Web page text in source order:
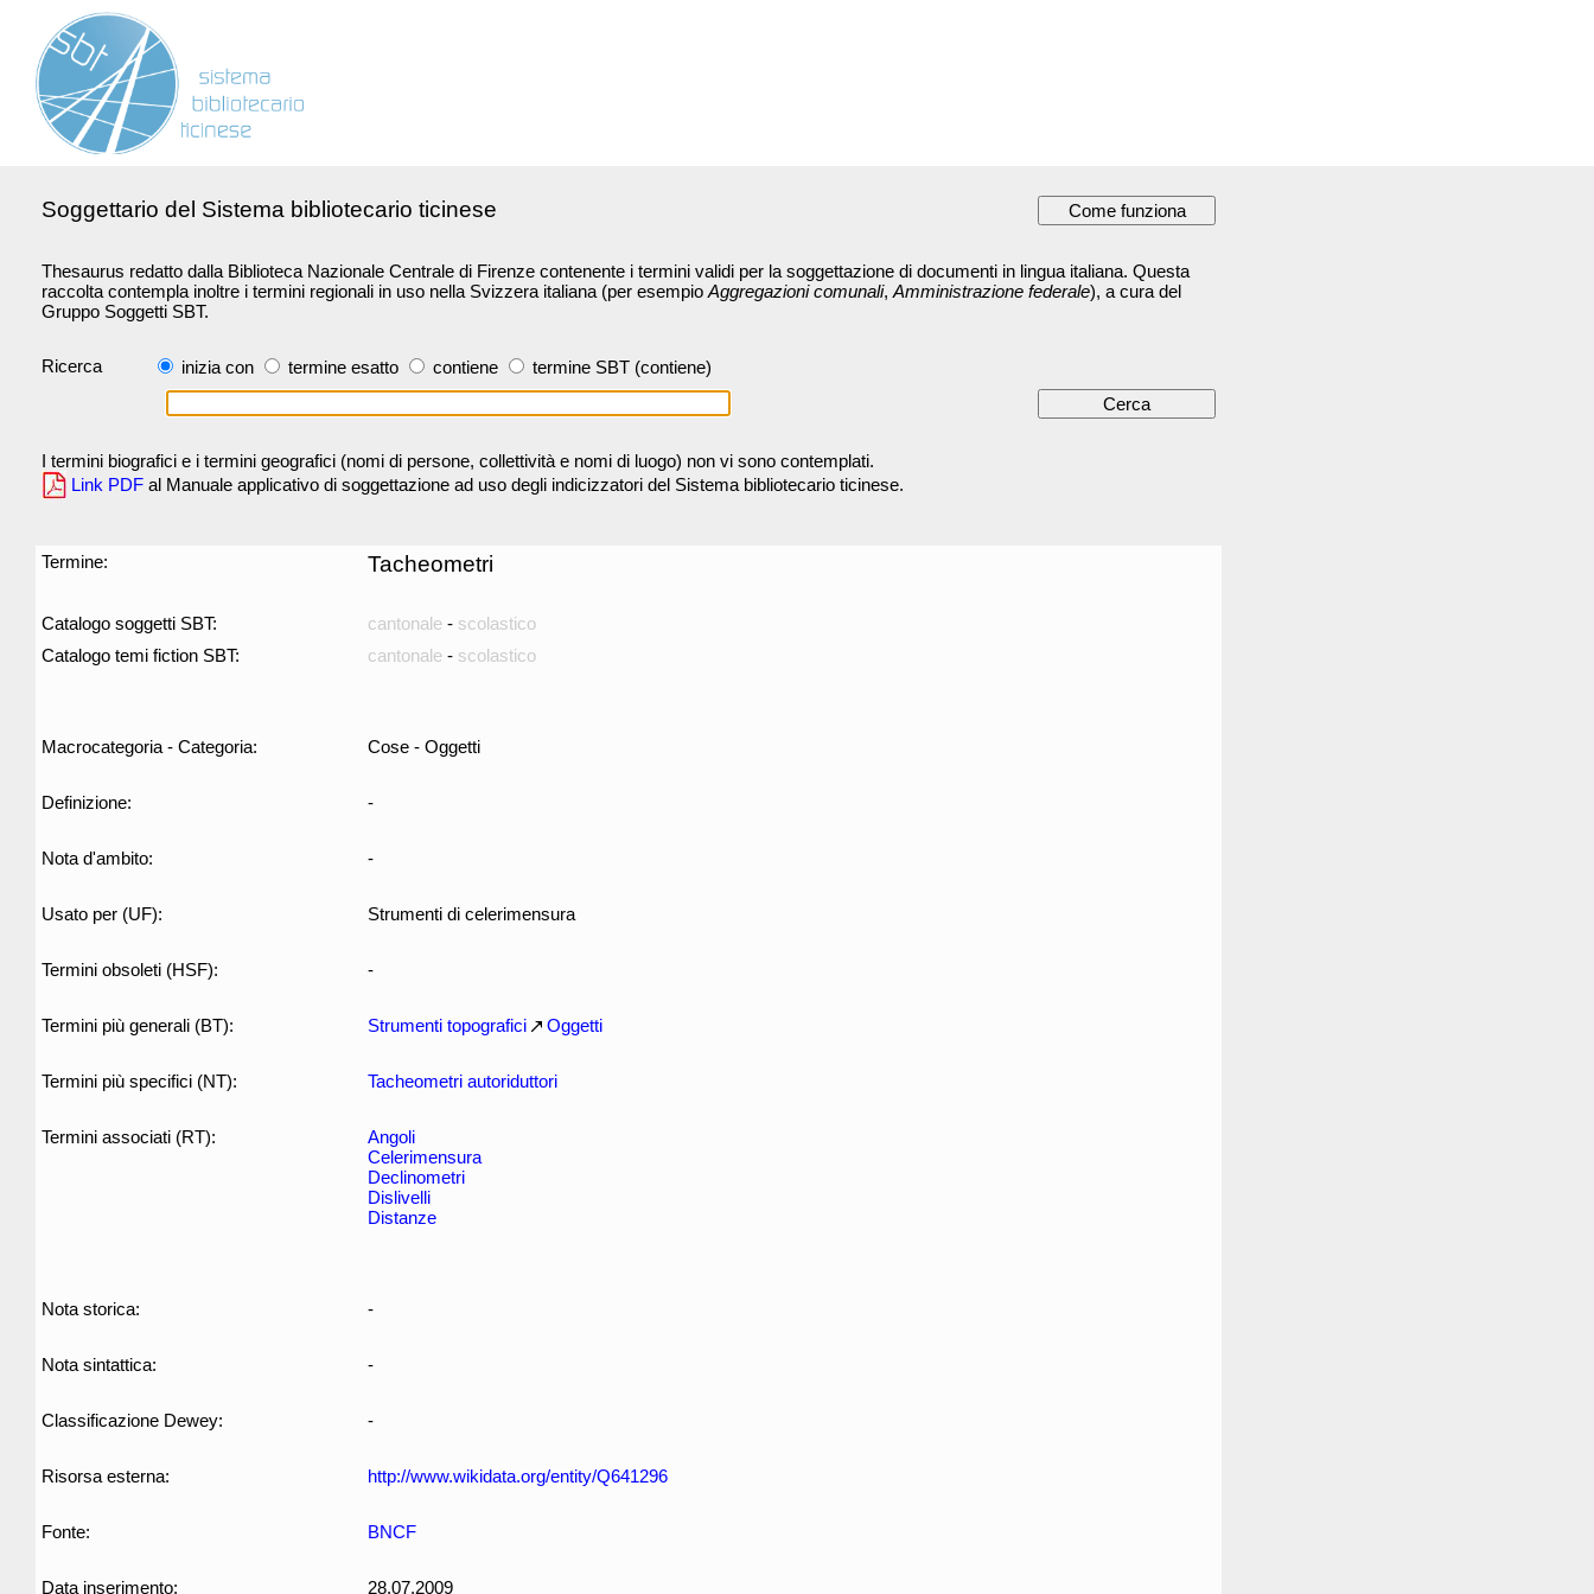
Soggettario del Sistema bibliotecario ticinese
Thesaurus redatto dalla Biblioteca Nazionale Centrale di Firenze contenente i termini validi per la soggettazione di documenti in lingua italiana. Questa
raccolta contempla inoltre i termini regionali in uso nella Svizzera italiana (per esempio Aggregazioni comunali, Amministrazione federale), a cura del
Gruppo Soggetti SBT.
Ricerca inizia con termine esatto contiene termine SBT (contiene)
I termini biografici e i termini geografici (nomi di persone, collettività e nomi di luogo) non vi sono contemplati.
Link PDF al Manuale applicativo di soggettazione ad uso degli indicizzatori del Sistema bibliotecario ticinese.
Termine: Tacheometri
Catalogo soggetti SBT: cantonale - scolastico
Catalogo temi fiction SBT:
cantonale - scolastico
Macrocategoria - Categoria: Cose - Oggetti
Definizione: -
Nota d'ambito: -
Usato per (UF): Strumenti di celerimensura
Termini obsoleti (HSF): -
Termini più generali (BT): Strumenti topografici Oggetti
Termini più specifici (NT): Tacheometri autoriduttori
Termini associati (RT):
Angoli
Celerimensura
Declinometri
Dislivelli
Distanze
Nota storica: -
Nota sintattica: -
Classificazione Dewey: -
Risorsa esterna: http://www.wikidata.org/entity/Q641296
Fonte: BNCF
Data inserimento: 28.07.2009